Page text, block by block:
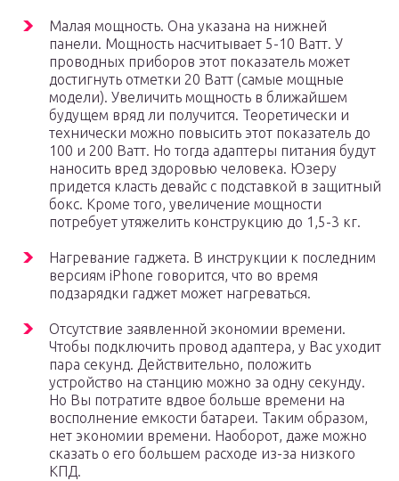
Малая мощность. Она указана на нижней
панели. Мощность насчитывает 5-10 Ватт. У
проводных приборов этот показатель может
достигнуть отметки 20 Ватт (самые мощные
модели). Увеличить мощность в ближайшем
будущем вряд ли получится. Теоретически и
технически можно повысить этот показатель до
100 и 200 Ватт. Но тогда адаптеры питания будут
наносить вред здоровью человека. Юзеру
придется класть девайс с подставкой в защитный
бокс. Кроме того, увеличение мощности
потребует утяжелить конструкцию до 1,5-3 кг.
Нагревание гаджета. В инструкции к последним
версиям iPhone говорится, что во время
подзарядки гаджет может нагреваться.
Отсутствие заявленной экономии времени.
Чтобы подключить провод адаптера, у Вас уходит
пара секунд. Действительно, положить
устройство на станцию можно за одну секунду.
Но Вы потратите вдвое больше времени на
восполнение емкости батареи. Таким образом,
нет экономии времени. Наоборот, даже можно
сказать о его большем расходе из-за низкого
КПД.